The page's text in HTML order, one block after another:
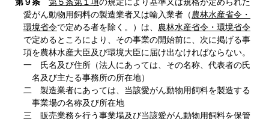
愛がん動物用飼料の製造業者又は輸入業者（農林水産省令・
環境省令で定める者を除く。）は、 農林水産省令・環境省令
で定めるところにより、その事業の開始前に、次に掲げる事
項を農林水産大臣及び環境大臣に届け出なければならない。
一 氏名及び住所（法人にあっては、その名称、代表者の氏
名及び主たる事務所の所在地）
二 製造業者にあっては、当該愛がん動物用飼料を製造する
事業場の名称及び所在地
三 販売業務を行う事業場及び当該愛がん動物用飼料を保管